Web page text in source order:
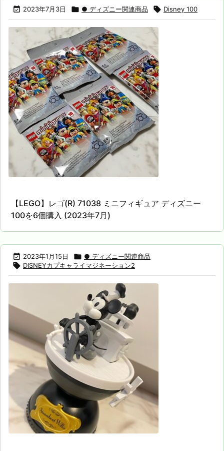
 2023年7月3日  ● ディズニー関連商品  Disney 100
【LEGO】レゴ(R) 71038 ミニフィギュア ディズニー
100を6個購入 (2023年7月)
 2023年1月15日  ● ディズニー関連商品
 DISNEYカプキャライマジネーション2